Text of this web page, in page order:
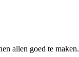
allen goed te maken.